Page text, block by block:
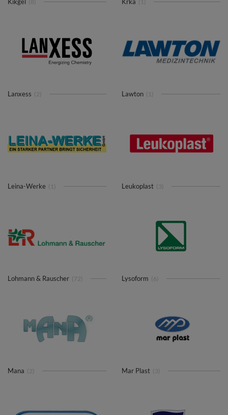
Kikgel (8) Krka (1)
Lanxess (2) Lawton (1)
Leina-Werke (1) Leukoplast (3)
Lohmann & Rauscher (72) Lysoform (6)
Mana (2) Mar Plast (3)